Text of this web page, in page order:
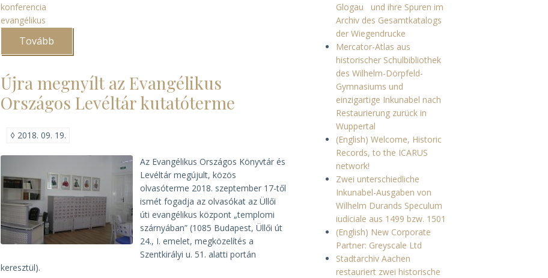
konferencia
evangélikus
Tovább
emlékülés)
Újra megnyílt az Evangélikus
Országos Levéltár kutatóterme
◊ 2018. 09. 19.
Az Evangélikus Országos Könyvtár és
Levéltár megújult, közös
olvasóterme 2018. szeptember 17-től
ismét fogadja az olvasókat az Üllői
úti evangélikus központ „templomi
szárnyában” (1085 Budapest, Üllői út
24., I. emelet, megközelítés a
Szentkirályi u. 51. alatti portán
keresztül).
Glogau und ihre Spuren im
Archiv des Gesamtkatalogs
der Wiegendrucke
Mercator-Atlas aus
historischer Schulbibliothek
des Wilhelm-Dörpfeld-
Gymnasiums und
einzigartige Inkunabel nach
Restaurierung zurück in
Wuppertal
(English) Welcome, Historic
Records, to the ICARUS
network!
Zwei unterschiedliche
Inkunabel-Ausgaben von
Wilhelm Durands Speculum
iudiciale aus 1499 bzw. 1501
(English) New Corporate
Partner: Greyscale Ltd
Stadtarchiv Aachen
restauriert zwei historische